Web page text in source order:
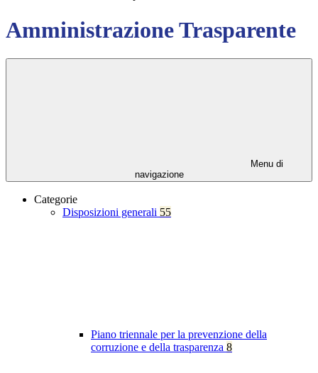
Amministrazione Trasparente
Menu di
navigazione
Categorie
Disposizioni generali 55
Piano triennale per la prevenzione della
corruzione e della trasparenza 8